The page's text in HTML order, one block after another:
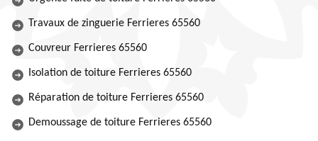
Travaux de zinguerie Ferrieres 65560
Couvreur Ferrieres 65560
Isolation de toiture Ferrieres 65560
Réparation de toiture Ferrieres 65560
Demoussage de toiture Ferrieres 65560